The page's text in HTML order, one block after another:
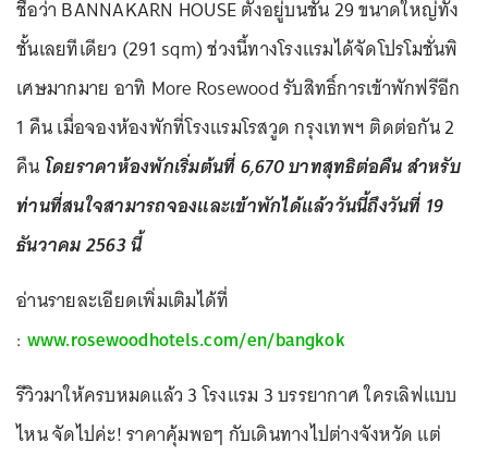
ชื่อว่า BANNAKARN HOUSE ตั้งอยู่บนชั้น 29 ขนาดใหญ่ทั้ง
ชั้นเลยทีเดียว (291 sqm) ช่วงนี้ทางโรงแรมได้จัดโปรโมชั่นพิ
เศษมากมาย อาทิ More Rosewood รับสิทธิ์การเข้าพักฟรีอีก
1 คืน เมื่อจองห้องพักที่โรงแรมโรสวูด กรุงเทพฯ ติดต่อกัน 2
คืนโดยราคาห้องพักเริ่มต้นที่ 6,670 บาทสุทธิต่อคืน สำหรับ
ท่านที่สนใจสามารถจองและเข้าพักได้แล้ววันนี้ถึงวันที่ 19
ธันวาคม 2563 นี้
อ่านรายละเอียดเพิ่มเติมได้ที่
: www.rosewoodhotels.com/en/bangkok
รีวิวมาให้ครบหมดแล้ว 3 โรงแรม 3 บรรยากาศ ใครเลิฟแบบ
ไหน จัดไปค่ะ! ราคาคุ้มพอๆ กับเดินทางไปต่างจังหวัด แต่